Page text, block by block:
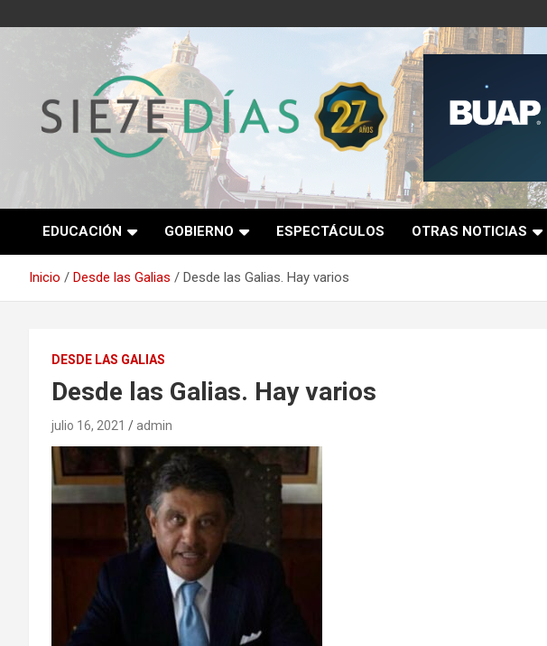
al
Semanario 7 Días
EDUCACIÓN GOBIERNO ESPECTÁCULOS OTRAS NOTICIAS
Inicio Desde las Galias Desde las Galias. Hay varios
DESDE LAS GALIAS
Desde las Galias. Hay varios
julio 16, 2021 admin